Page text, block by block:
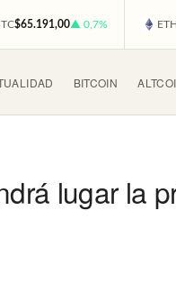
$65.191,00▲ 0,7%
BITCOIN
lugar la